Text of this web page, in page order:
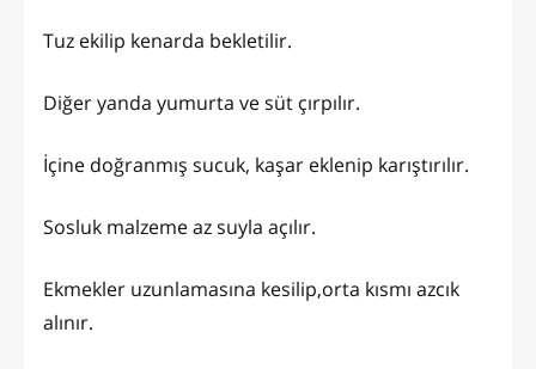
Tuz ekilip kenarda bekletilir.
Diğer yanda yumurta ve süt çırpılır.
İçine doğranmış sucuk, kaşar eklenip karıştırılır.
Sosluk malzeme az suyla açılır.
Ekmekler uzunlamasına kesilip,orta kısmı azcık
alınır.